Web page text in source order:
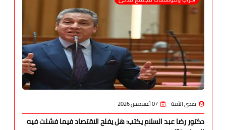
صدى الأمة 07 أغسطس 2026
دكتور رضا عبد السلام يكتب: هل يفلح الاقتصاد فيما فشلت فيه